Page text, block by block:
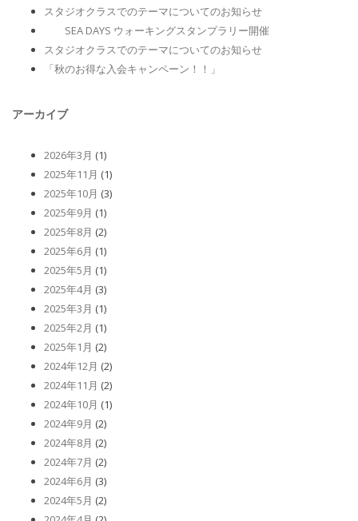
スタジオクラスでのテーマについてのお知らせ
SEA DAYS ウォーキングスタンプラリー開催
スタジオクラスでのテーマについてのお知らせ
「秋のお得な入会キャンペーン！！」
アーカイブ
2026年3月 (1)
2025年11月 (1)
2025年10月 (3)
2025年9月 (1)
2025年8月 (2)
2025年6月 (1)
2025年5月 (1)
2025年4月 (3)
2025年3月 (1)
2025年2月 (1)
2025年1月 (2)
2024年12月 (2)
2024年11月 (2)
2024年10月 (1)
2024年9月 (2)
2024年8月 (2)
2024年7月 (2)
2024年6月 (3)
2024年5月 (2)